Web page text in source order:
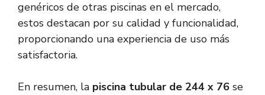
genéricos de otras piscinas en el mercado,
estos destacan por su calidad y funcionalidad,
proporcionando una experiencia de uso más
satisfactoria.
En resumen, la piscina tubular de 244 x 76 se